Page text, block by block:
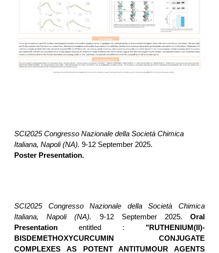
SCI2025Congresso Nazionale della Società Chimica
Italiana,Napoli(NA).9-12 September 2025.
Poster Presentation.
SCI2025 Congresso Nazionale della Società Chimica
Italiana, Napoli (NA). 9-12September 2025.
Oral
Presentation
entitled : "RUTHENIUM(II)-
BISDEMETHOXYCURCUMIN CONJUGATE
COMPLEXES AS POTENT ANTITUMOUR AGENTS